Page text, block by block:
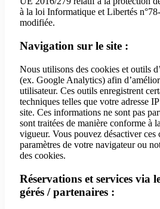
à la loi Informatique et Libertés
modifiée.
Navigation sur le site :
Nous utilisons des cookies et outils
(ex. Google Analytics) afin
utilisateur. Ces outils enregistrent
techniques telles que votre adresse
site. Ces informations ne sont pas
sont traitées de manière conforme à
vigueur. Vous pouvez désactiver ces
paramètres de votre navigateur ou
des cookies.
Réservations et services via
gérés / partenaires :